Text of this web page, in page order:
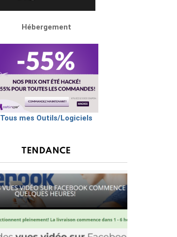
Hébergement
Tous mes Outils/Logiciels
TENDANCE